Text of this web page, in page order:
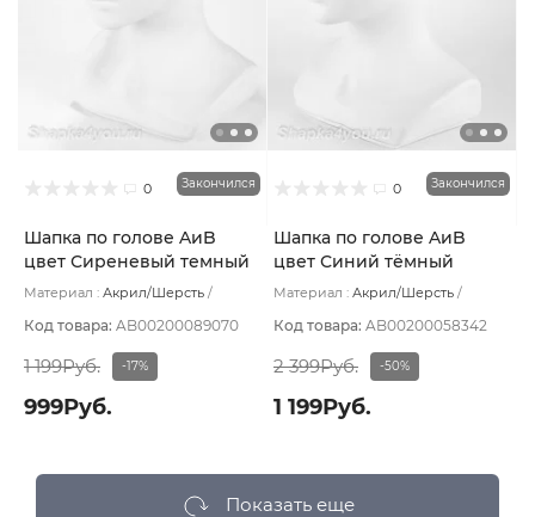
0 Закончился
Шапка по голове AиB
цвет Сиреневый темный
Материал : Акрил/Шерсть
Код товара: AB00200089070
1 199Руб. -17%
999Руб.
0 Закончился
Шапка по голове AиB
цвет Синий тёмный
Материал : Акрил/Шерсть
Код товара: AB00200058342
2 399Руб. -50%
1 199Руб.
Показать еще